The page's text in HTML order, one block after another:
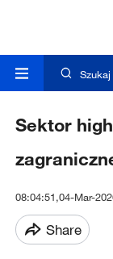
Szukaj
Sektor
08:04:51,04-Mar-
Share